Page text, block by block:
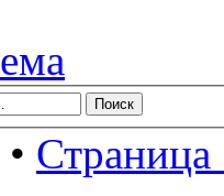
Страница